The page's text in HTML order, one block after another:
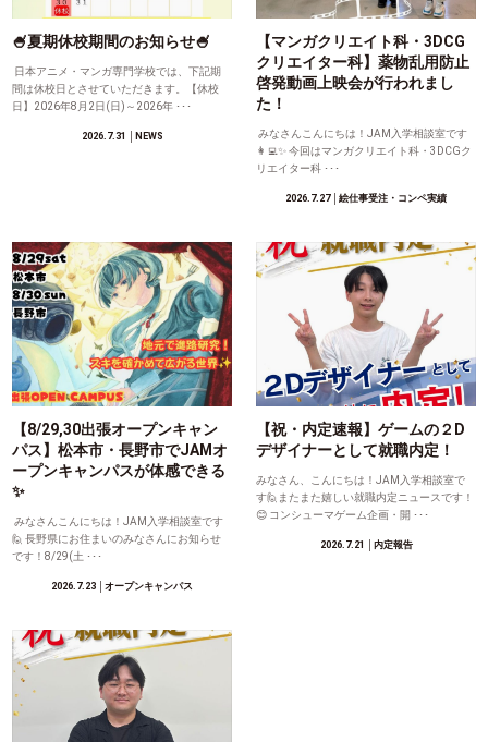
🍧夏期休校期間のお知らせ🍧
日本アニメ・マンガ専門学校では、下記期
間は休校日とさせていただきます。【休校
日】2026年8月2日(日)～2026年 ･･･
2026.7.31 │NEWS
【マンガクリエイト科・3DCG
クリエイター科】薬物乱用防止
啓発動画上映会が行われまし
た！
みなさんこんにちは！JAM入学相談室です
👩‍💻✨ 今回はマンガクリエイト科・3DCGク
リエイター科 ･･･
2026.7.27│絵仕事受注・コンペ実績
【8/29,30出張オープンキャン
パス】松本市・長野市でJAMオ
ープンキャンパスが体感できる
✨
みなさんこんにちは！JAM入学相談室です
🙋 長野県にお住まいのみなさんにお知らせ
です！8/29(土 ･･･
2026.7.23 │オープンキャンパス
【祝・内定速報】ゲームの２D
デザイナーとして就職内定！
みなさん、こんにちは！JAM入学相談室で
す🙋またまた嬉しい就職内定ニュースです！
😊 コンシューマゲーム企画・開 ･･･
2026.7.21 │内定報告